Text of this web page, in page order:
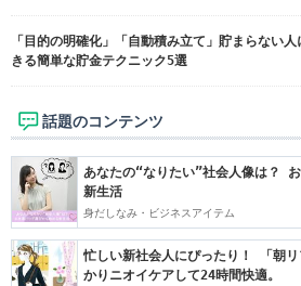
「目的の明確化」「自動積み立て」貯まらない
きる簡単な貯金テクニック5選
話題のコンテンツ
あなたの“なりたい”社会人像は？
新生活
身だしなみ・ビジネスアイテム
忙しい新社会人にぴったり！ 「朝
かりニオイケアして24時間快適。